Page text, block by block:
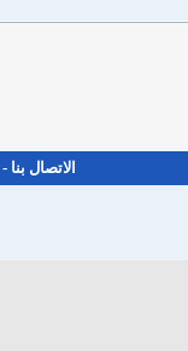
الاتصال بنا -